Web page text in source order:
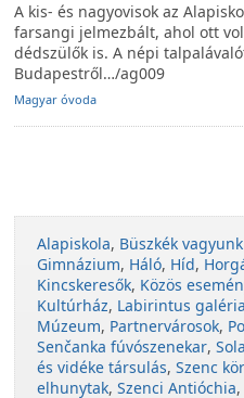
A kis- és nagyovisok az
farsangi jelmezbált, ahol ott
dédszülők is. A népi
Budapestről…/ag009
Magyar óvoda
Alapiskola, Büszkék
Gimnázium, Háló, Híd,
Kincskeresők, Közös
Kultúrház, Labirintus galéria
Múzeum, Partnervárosok,
Senčanka fúvószenekar,
és vidéke társulás, Szenc
elhunytak, Szenci Antióchia,